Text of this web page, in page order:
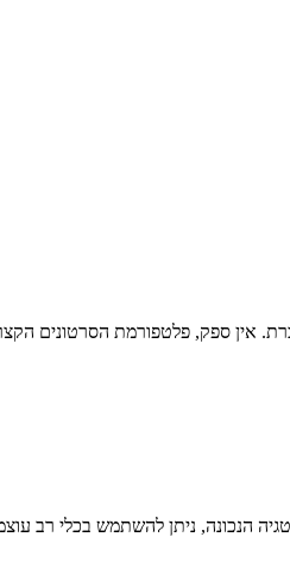
אין ספק, פלטפורמת הסרטונים